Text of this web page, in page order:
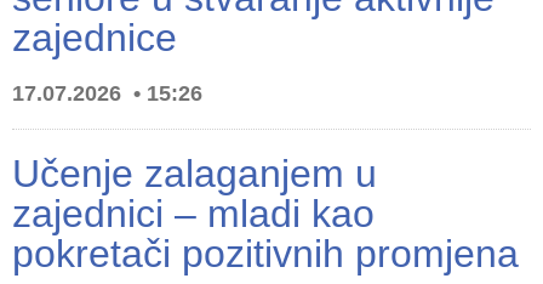
zajednice
17.07.2026 15:26
Učenje zalaganjem u
zajednici – mladi kao
pokretači pozitivnih promjena